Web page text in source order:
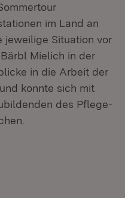
im Land an
jeweilige Situation vor
Mielich in der
in die Arbeit der
konnte sich mit
des Pflege-